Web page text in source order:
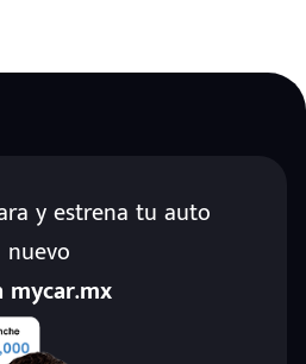
y estrena tu auto
nuevo
mycar.mx